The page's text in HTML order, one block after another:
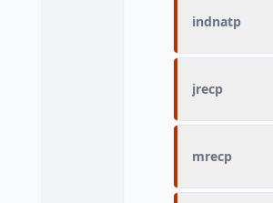
indnatp
jrecp
mrecp